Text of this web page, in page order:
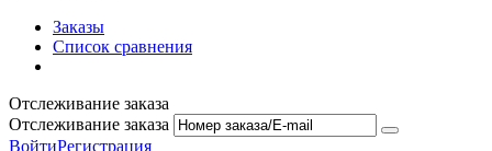
Заказы
Список сравнения
Отслеживание заказа
Отслеживание заказа
ВойтиРегистрация